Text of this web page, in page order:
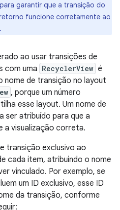
garantir que a transição do
funcione corretamente ao
.
ao usar transições de
com uma RecyclerView é
nome de transição no layout
, porque um número
esse layout. Um nome de
ser atribuído para que a
a visualização correta.
transição exclusivo ao
cada item, atribuindo o nome
vinculado. Por exemplo, se
um ID exclusivo, esse ID
da transição, conforme